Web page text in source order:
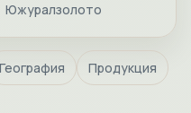
Южуралзолото
География Продукция